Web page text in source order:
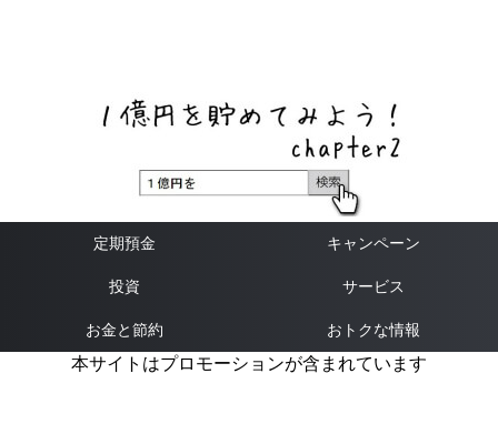
定期預金 キャンペーン
投資 サービス
お金と節約 おトクな情報
本サイトはプロモーションが含まれています